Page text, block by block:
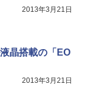
2013年3月21日
晶搭載の「EO
2013年3月21日